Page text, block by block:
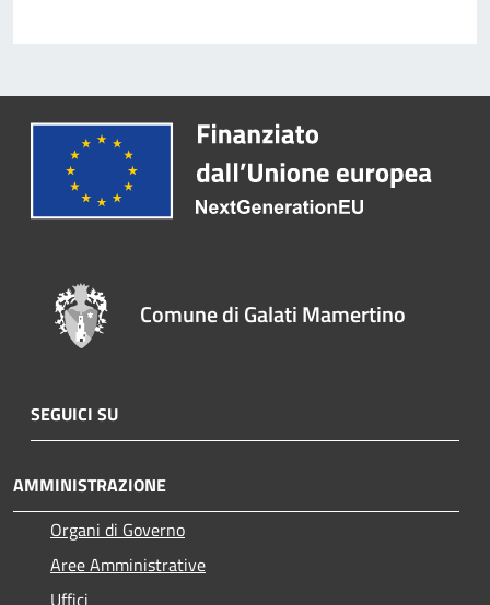
Comune di Galati Mamertino
SEGUICI SU
AMMINISTRAZIONE
Organi di Governo
Aree Amministrative
Uffici